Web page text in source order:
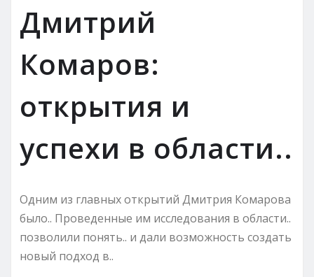
Дмитрий
Комаров:
открытия и
успехи в области..
Одним из главных открытий Дмитрия Комарова
было.. Проведенные им исследования в области..
позволили понять.. и дали возможность создать
новый подход в..